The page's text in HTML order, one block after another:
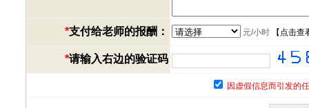
*支付给老师的报酬： 元/小时【 点击查
*请输入右边的验证码
因虚假信息而引发的